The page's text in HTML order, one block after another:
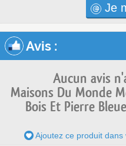
Je
Avis :
Aucun avis
Maisons Du Monde
Bois Et Pierre
Ajoutez ce produit dans